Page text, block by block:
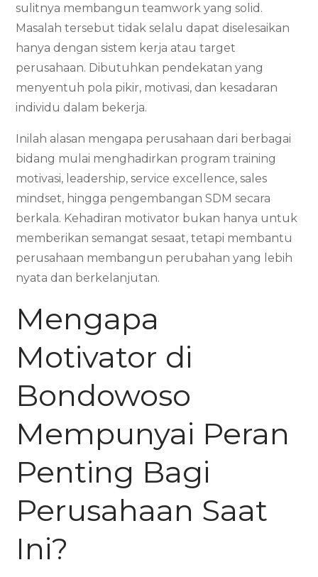
sulitnya membangun teamwork yang solid.
Masalah tersebut tidak selalu dapat diselesaikan
hanya dengan sistem kerja atau target
perusahaan. Dibutuhkan pendekatan yang
menyentuh pola pikir, motivasi, dan kesadaran
individu dalam bekerja.
Inilah alasan mengapa perusahaan dari berbagai
bidang mulai menghadirkan program training
motivasi, leadership, service excellence, sales
mindset, hingga pengembangan SDM secara
berkala. Kehadiran motivator bukan hanya untuk
memberikan semangat sesaat, tetapi membantu
perusahaan membangun perubahan yang lebih
nyata dan berkelanjutan.
Mengapa
Motivator di
Bondowoso
Mempunyai Peran
Penting Bagi
Perusahaan Saat
Ini?